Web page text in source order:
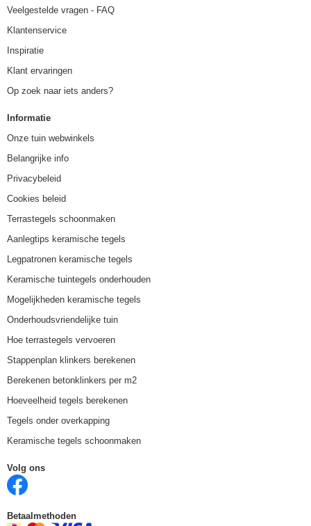
Veelgestelde vragen - FAQ
Klantenservice
Inspiratie
Klant ervaringen
Op zoek naar iets anders?
Informatie
Onze tuin webwinkels
Belangrijke info
Privacybeleid
Cookies beleid
Terrastegels schoonmaken
Aanlegtips keramische tegels
Legpatronen keramische tegels
Keramische tuintegels onderhouden
Mogelijkheden keramische tegels
Onderhoudsvriendelijke tuin
Hoe terrastegels vervoeren
Stappenplan klinkers berekenen
Berekenen betonklinkers per m2
Hoeveelheid tegels berekenen
Tegels onder overkapping
Keramische tegels schoonmaken
Volg ons
Betaalmethoden